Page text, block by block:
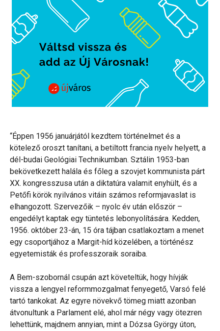
“Éppen 1956 januárjától kezdtem történelmet és a
kötelező oroszt tanítani, a betiltott francia nyelv helyett, a
dél-budai Geológiai Technikumban. Sztálin 1953-ban
bekövetkezett halála és főleg a szovjet kommunista párt
XX. kongresszusa után a diktatúra valamit enyhült, és a
Petőfi körök nyilvános vitáin számos reformjavaslat is
elhangozott. Szervezőik – nyolc év után először –
engedélyt kaptak egy tüntetés lebonyolítására. Kedden,
1956. október 23-án, 15 óra tájban csatlakoztam a menet
egy csoportjához a Margit-híd közelében, a történész
egyetemisták és professzoraik soraiba.
A Bem-szobornál csupán azt követeltük, hogy hívják
vissza a lengyel reformmozgalmat fenyegető, Varsó felé
tartó tankokat. Az egyre növekvő tömeg miatt azonban
átvonultunk a Parlament elé, ahol már négy vagy ötezren
lehettünk, majdnem annyian, mint a Dózsa György úton,